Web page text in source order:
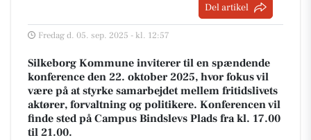
Del artikel
Fredag d. 05. sep. 2025 - kl. 12:57
Silkeborg Kommune inviterer til en spændende
konference den 22. oktober 2025, hvor fokus vil
være på at styrke samarbejdet mellem fritidslivets
aktører, forvaltning og politikere. Konferencen vil
finde sted på Campus Bindslevs Plads fra kl. 17.00
til 21.00.